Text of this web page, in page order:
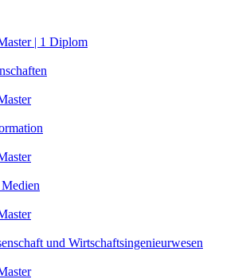
| 1 Diplom
und Wirtschaftsingenieurwesen